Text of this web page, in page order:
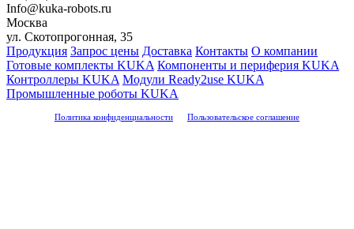
Info@kuka-robots.ru
Москва
ул. Скотопрогонная, 35
Продукция Запрос цены Доставка Контакты О компании
Готовые комплекты KUKA Компоненты и периферия KUKA
Контроллеры KUKA Модули Ready2use KUKA
Промышленные роботы KUKA
Политика конфиденциальности Пользовательское соглашение